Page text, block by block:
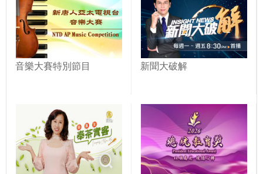
音樂大賽特別節目 新聞大破解